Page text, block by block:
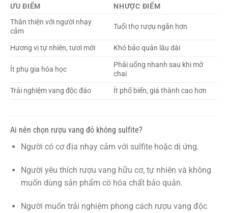
ƯU ĐIỂM
NHƯỢC ĐIỂM
Thân thiện với người nhạy
cảm
Tuổi thọ rượu ngắn hơn
Hương vị tự nhiên, tươi mới Khó bảo quản lâu dài
Ít phụ gia hóa học
Phải uống nhanh sau khi mở
chai
Trải nghiệm vang độc đáo
Ít phổ biến, giá thành cao hơn
Ai nên chọn rượu vang đỏ không sulfite?
Người có cơ địa nhạy cảm với sulfite hoặc dị ứng.
Người yêu thích rượu vang hữu cơ, tự nhiên và không
muốn dùng sản phẩm có hóa chất bảo quản.
Người muốn trải nghiệm phong cách rượu vang độc